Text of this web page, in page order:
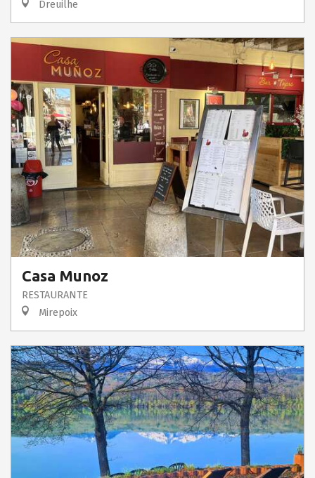
Dreuilhe
Casa Munoz
RESTAURANTE
Mirepoix